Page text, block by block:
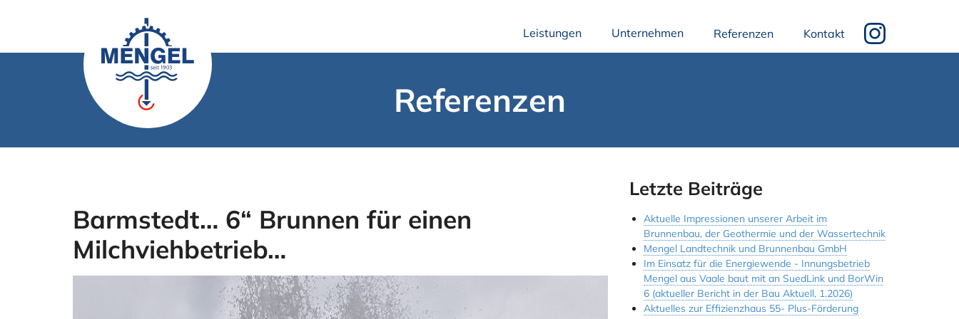
Leistungen Unternehmen Referenzen Kontakt
Referenzen
Barmstedt… 6“ Brunnen für einen
Milchviehbetrieb…
Letzte Beiträge
Aktuelle Impressionen unserer Arbeit im
Brunnenbau, der Geothermie und der Wassertechnik
Mengel Landtechnik und Brunnenbau GmbH
Im Einsatz für die Energiewende - Innungsbetrieb
Mengel aus Vaale baut mit an SuedLink und BorWin
6 (aktueller Bericht in der Bau Aktuell, 1.2026)
Aktuelles zur Effizienzhaus 55- Plus-Förderung